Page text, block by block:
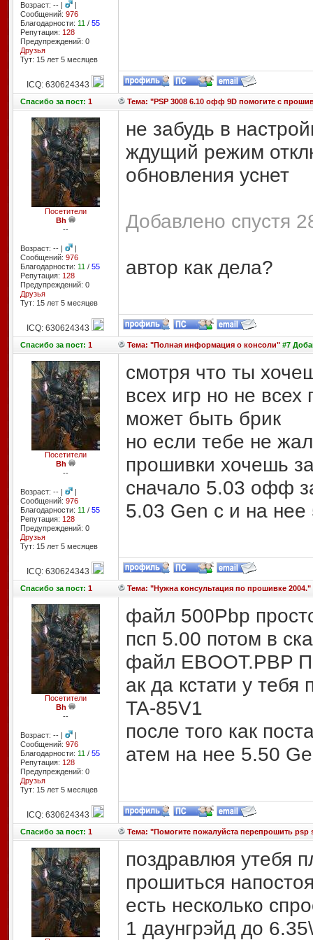
Возраст: -- |
|
Сообщений: 976
Благодарности: 11 / 55
Репутация: 128
Предупреждений: 0
Друзья
Тут: 15 лет 5 месяцев
ICQ: 630624343
Спасибоза пост: 1 Тема: "PSP 3008 6.10 офф 9D помогите с
Посетители
Bh
--
Возраст: -- |
|
Сообщений: 976
Благодарности: 11 / 55
Репутация: 128
Предупреждений: 0
Друзья
Тут: 15 лет 5 месяцев
не забудь в
ждущий режим
обновления уснет
Добавлено спустя
автор как дела?
ICQ: 630624343
Спасибоза пост: 1 Тема: "Полная информация о консоли"#7
Посетители
Bh
--
Возраст: -- |
|
Сообщений: 976
Благодарности: 11 / 55
Репутация: 128
Предупреждений: 0
Друзья
Тут: 15 лет 5 месяцев
смотря что ты
всех игр но не
может быть брик
но если тебе не
прошивки хочешь
сначало 5.03 офф
5.03 Gen c и на
ICQ: 630624343
Спасибоза пост: 1 Тема: "Нужна консультация по прошивке 2004."
Посетители
Bh
--
Возраст: -- |
|
Сообщений: 976
Благодарности: 11 / 55
Репутация: 128
Предупреждений: 0
Друзья
Тут: 15 лет 5 месяцев
файл 500Pbp
псп 5.00 потом в
файл EBOOT.PBP
ак да кстати у
TA-85V1
после того как
атем на нее 5.50
ICQ: 630624343
Спасибоза пост: 1 Тема: "Помогите пожалуйста перепрошить psp
поздравлюя утебя
прошиться
есть несколько
1 даунгрэйд до